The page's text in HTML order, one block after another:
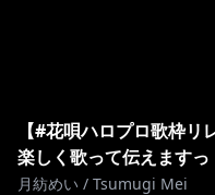
https://twitter.com/
【#花唄ハロプロ歌枠
楽しく歌って伝えますっ
月紡めい / Tsumugi Mei